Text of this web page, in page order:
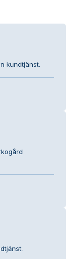
kundtjänst.